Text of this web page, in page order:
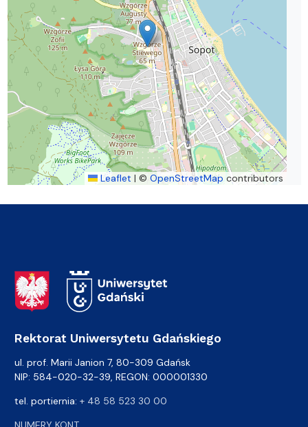
Leaflet | © OpenStreetMap contributors
Adres Rektoratu
Rektorat Uniwersytetu Gdańskiego
ul. prof. Marii Janion 7, 80-309 Gdańsk
NIP: 584-020-32-39, REGON: 000001330
tel. portiernia: + 48 58 523 30 00